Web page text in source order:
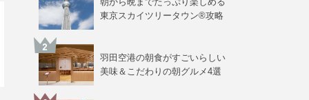
東京スカイツリータウン®攻略
羽田空港の朝食がすごいらしい
美味＆こだわりの朝グルメ4選